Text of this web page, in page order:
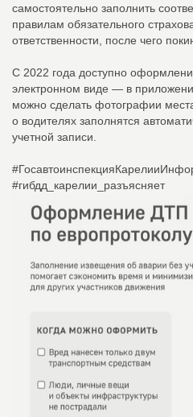
самостоятельно заполнить
правилам обязательного
ответственности, после чего
С 2022 года доступно
электронном виде — в
можно сделать фотографии
о водителях заполнятся
учетной записи.
#гибдд_карелии_разъясняет